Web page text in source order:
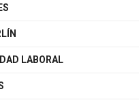
LABORAL